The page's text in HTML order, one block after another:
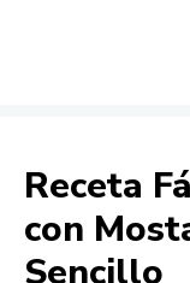
Receta
con